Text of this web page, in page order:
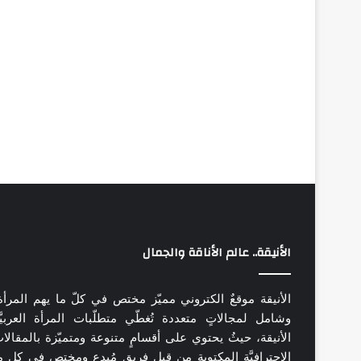
الأنيقة.. عالم الأناقة والجمال
الأنيقة موقعٌ الكتروني مميّز مختص في كلّ ما يهم
وشامل لمجالاتٍ متعددة تُغطّي متطلّبات المرأة
الأنيقة، حيثُ يحتوي على أقسامٍ متنوعة ومتميّزة
الاحترافيَّة المكتوبة من قِبل فريقٍ مُبدع ومختص في كل